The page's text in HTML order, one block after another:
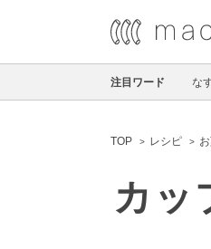
注目ワード な
TOP レシピ
カッ